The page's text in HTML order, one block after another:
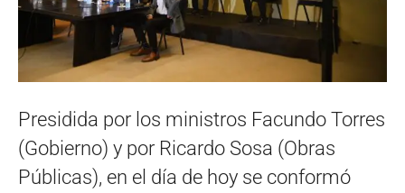
Presidida por los ministros Facundo Torres
(Gobierno) y por Ricardo Sosa (Obras
Públicas), en el día de hoy se conformó